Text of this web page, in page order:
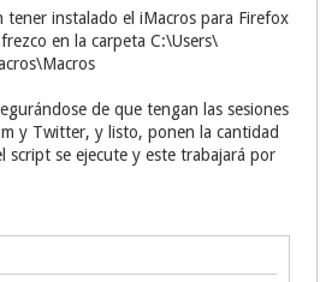
tener instalado el iMacros para Firefox
en la carpeta C:\Users\
de que tengan las sesiones
y Twitter, y listo, ponen la cantidad
script se ejecute y este trabajará por